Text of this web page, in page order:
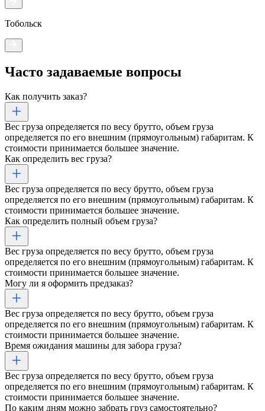
Тобольск
Часто задаваемые вопросы
Как получить заказ?
Вес груза определяется по весу брутто, объем груза
определяется по его внешним (прямоугольным) габаритам. К
стоимости принимается большее значение.
Как определить вес груза?
Вес груза определяется по весу брутто, объем груза
определяется по его внешним (прямоугольным) габаритам. К
стоимости принимается большее значение.
Как определить полный объем груза?
Вес груза определяется по весу брутто, объем груза
определяется по его внешним (прямоугольным) габаритам. К
стоимости принимается большее значение.
Могу ли я оформить предзаказ?
Вес груза определяется по весу брутто, объем груза
определяется по его внешним (прямоугольным) габаритам. К
стоимости принимается большее значение.
Время ожидания машины для забора груза?
Вес груза определяется по весу брутто, объем груза
определяется по его внешним (прямоугольным) габаритам. К
стоимости принимается большее значение.
По каким дням можно забрать груз самостоятельно?